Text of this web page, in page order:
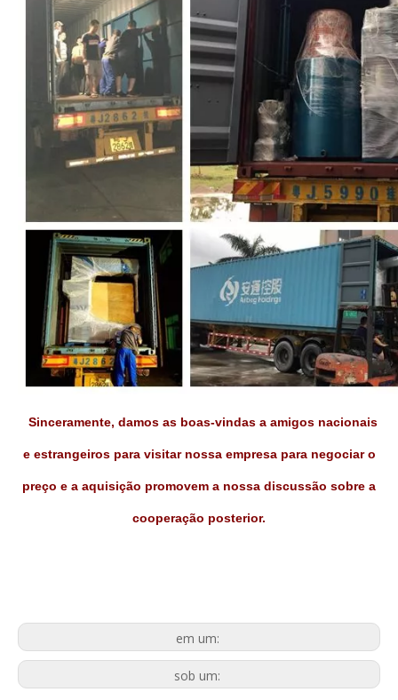
Sinceramente, damos as boas-vindas a amigos nacionais
e estrangeiros para visitar nossa empresa para negociaro
preço e a aquisição promovem a nossa discussão sobre a
cooperação posterior.
em um:
sob um: